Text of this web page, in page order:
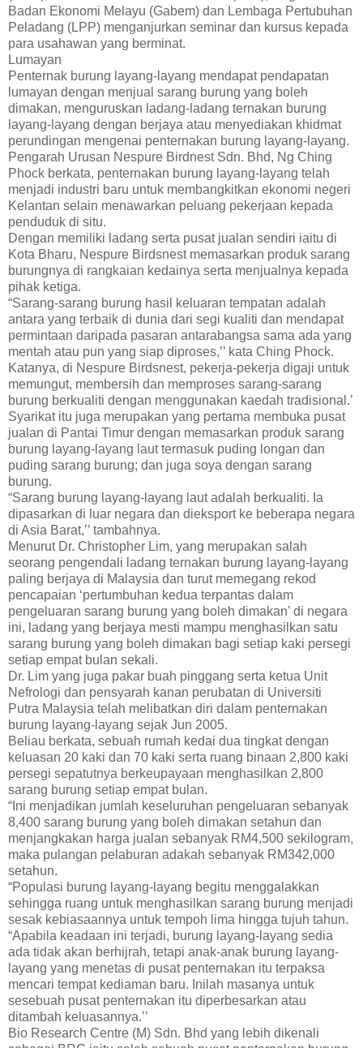
Badan Ekonomi Melayu (Gabem) dan Lembaga Pertubuhan
Peladang (LPP) menganjurkan seminar dan kursus kepada
para usahawan yang berminat.
Lumayan
Penternak burung layang-layang mendapat pendapatan
lumayan dengan menjual sarang burung yang boleh
dimakan, menguruskan ladang-ladang ternakan burung
layang-layang dengan berjaya atau menyediakan khidmat
perundingan mengenai penternakan burung layang-layang.
Pengarah Urusan Nespure Birdnest Sdn. Bhd, Ng Ching
Phock berkata, penternakan burung layang-layang telah
menjadi industri baru untuk membangkitkan ekonomi negeri
Kelantan selain menawarkan peluang pekerjaan kepada
penduduk di situ.
Dengan memiliki ladang serta pusat jualan sendiri iaitu di
Kota Bharu, Nespure Birdsnest memasarkan produk sarang
burungnya di rangkaian kedainya serta menjualnya kepada
pihak ketiga.
“Sarang-sarang burung hasil keluaran tempatan adalah
antara yang terbaik di dunia dari segi kualiti dan mendapat
permintaan daripada pasaran antarabangsa sama ada yang
mentah atau pun yang siap diproses,’’ kata Ching Phock.
Katanya, di Nespure Birdsnest, pekerja-pekerja digaji untuk
memungut, membersih dan memproses sarang-sarang
burung berkualiti dengan menggunakan kaedah tradisional.’
Syarikat itu juga merupakan yang pertama membuka pusat
jualan di Pantai Timur dengan memasarkan produk sarang
burung layang-layang laut termasuk puding longan dan
puding sarang burung; dan juga soya dengan sarang
burung.
“Sarang burung layang-layang laut adalah berkualiti. Ia
dipasarkan di luar negara dan dieksport ke beberapa negara
di Asia Barat,’’ tambahnya.
Menurut Dr. Christopher Lim, yang merupakan salah
seorang pengendali ladang ternakan burung layang-layang
paling berjaya di Malaysia dan turut memegang rekod
pencapaian ‘pertumbuhan kedua terpantas dalam
pengeluaran sarang burung yang boleh dimakan’ di negara
ini, ladang yang berjaya mesti mampu menghasilkan satu
sarang burung yang boleh dimakan bagi setiap kaki persegi
setiap empat bulan sekali.
Dr. Lim yang juga pakar buah pinggang serta ketua Unit
Nefrologi dan pensyarah kanan perubatan di Universiti
Putra Malaysia telah melibatkan diri dalam penternakan
burung layang-layang sejak Jun 2005.
Beliau berkata, sebuah rumah kedai dua tingkat dengan
keluasan 20 kaki dan 70 kaki serta ruang binaan 2,800 kaki
persegi sepatutnya berkeupayaan menghasilkan 2,800
sarang burung setiap empat bulan.
“Ini menjadikan jumlah keseluruhan pengeluaran sebanyak
8,400 sarang burung yang boleh dimakan setahun dan
menjangkakan harga jualan sebanyak RM4,500 sekilogram,
maka pulangan pelaburan adakah sebanyak RM342,000
setahun.
“Populasi burung layang-layang begitu menggalakkan
sehingga ruang untuk menghasilkan sarang burung menjadi
sesak kebiasaannya untuk tempoh lima hingga tujuh tahun.
“Apabila keadaan ini terjadi, burung layang-layang sedia
ada tidak akan berhijrah, tetapi anak-anak burung layang-
layang yang menetas di pusat penternakan itu terpaksa
mencari tempat kediaman baru. Inilah masanya untuk
sesebuah pusat penternakan itu diperbesarkan atau
ditambah keluasannya.’’
Bio Research Centre (M) Sdn. Bhd yang lebih dikenali